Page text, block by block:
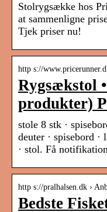
Stolrygsække hos
at sammenligne
Tjek priser nu!
http s://
Rygsækstol
produkter)
stole 8 stk ·
deuter · spisebord ·
· stol. Få
http s://pralhalsen.dk ›
Bedste